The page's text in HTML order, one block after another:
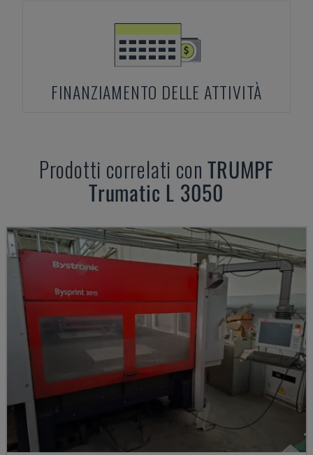
FINANZIAMENTO DELLE ATTIVITÀ
Prodotti correlati conTRUMPF
Trumatic L 3050